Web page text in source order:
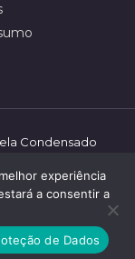
Condensado
experiência
a consentir a
de Dados